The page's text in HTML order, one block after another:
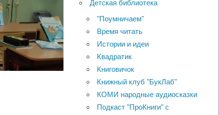
Детская библиотека
"Поумничаем"
Время читать
Истории и идеи
Квадратик
Книговичок
Книжный клуб "БукЛаб"
КОМИ народные аудиосказки
Подкаст "ПроКниги" с